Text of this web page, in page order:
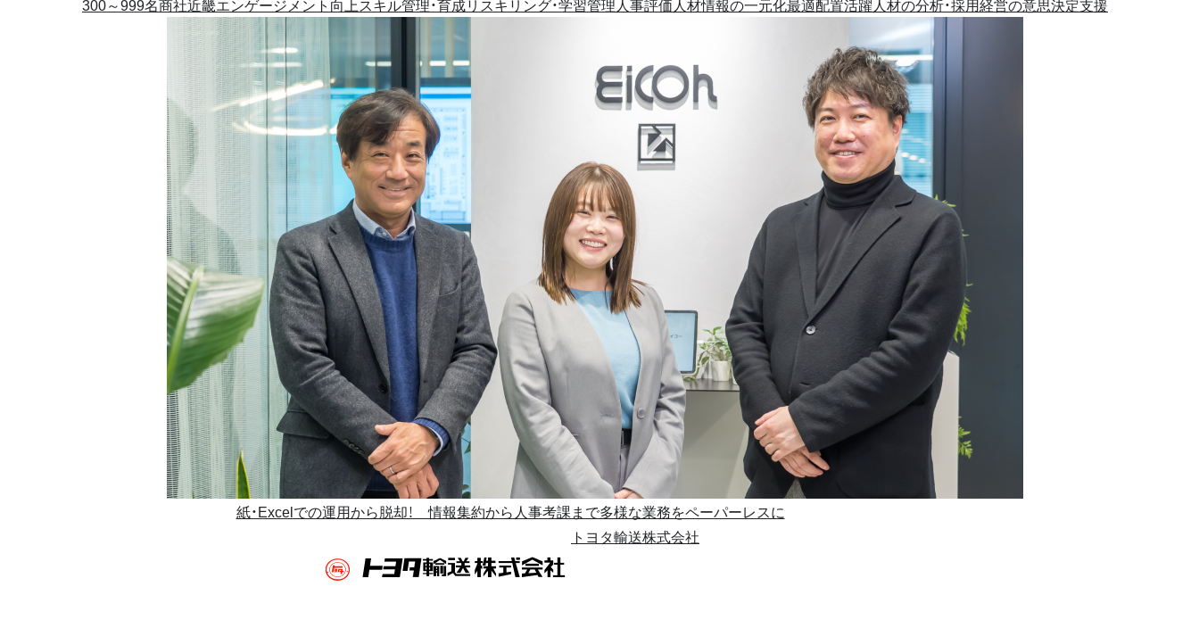
300～999名商社近畿エンゲージメント向上スキル管理・育成リスキリング・学習管理人事評価人材情報の一元化最適配置活躍人材の分析・採用経営の意思決定支援
紙・Excelでの運用から脱却！ 情報集約から人事考課まで多様な業務をペーパーレスに
トヨタ輸送株式会社